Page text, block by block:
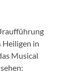
Heiligen in
Musical